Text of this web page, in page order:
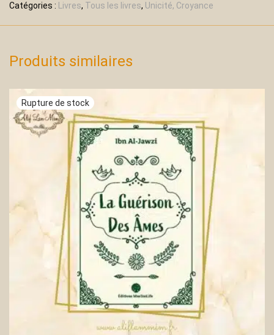
Catégories : Livres, Tous les livres, Unicité, Croyance
Produits similaires